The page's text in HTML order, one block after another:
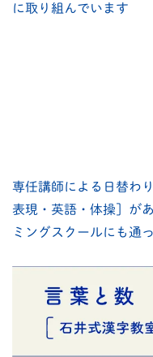
に取り組んでいます
専任講師による日替わ
表現・英語・体操］があ
ミングスクールにも通